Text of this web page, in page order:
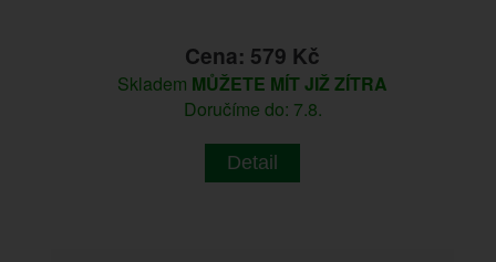
Cena: 579 Kč
Skladem MŮŽETE MÍT JIŽ ZÍTRA
Doručíme do: 7.8.
Detail